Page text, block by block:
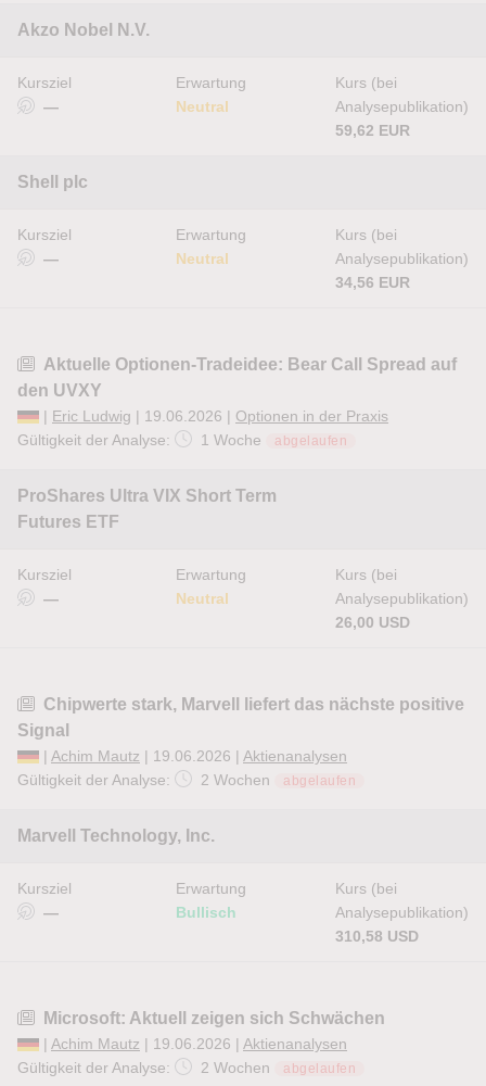
Akzo Nobel N.V.
Kursziel
—
Erwartung
Neutral
Kurs (bei
Analysepublikation)
59,62 EUR
Shell plc
Kursziel
—
Erwartung
Neutral
Kurs (bei
Analysepublikation)
34,56 EUR
Aktuelle Optionen-Tradeidee: Bear Call Spread auf
den UVXY
| Eric Ludwig | 19.06.2026 | Optionen in der Praxis
Gültigkeit der Analyse:
1 Woche abgelaufen
ProShares Ultra VIX Short Term
Futures ETF
Kursziel
—
Erwartung
Neutral
Kurs (bei
Analysepublikation)
26,00 USD
Chipwerte stark, Marvell liefert das nächste positive
Signal
| Achim Mautz | 19.06.2026 | Aktienanalysen
Gültigkeit der Analyse:
2 Wochen abgelaufen
Marvell Technology, Inc.
Kursziel
—
Erwartung
Bullisch
Kurs (bei
Analysepublikation)
310,58 USD
Microsoft: Aktuell zeigen sich Schwächen
| Achim Mautz | 19.06.2026 | Aktienanalysen
Gültigkeit der Analyse:
2 Wochen abgelaufen